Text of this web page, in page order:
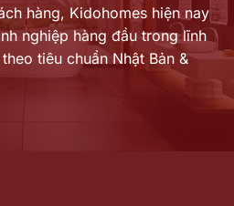
hàng, Kidohomes hiện nay
nghiệp hàng đầu trong lĩnh
tiêu chuẩn Nhật Bản &